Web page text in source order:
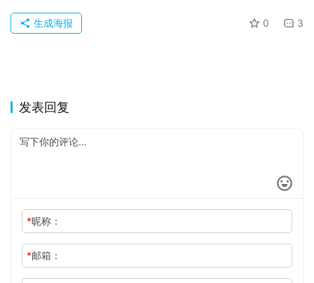
0 3
生成海报
发表回复
*昵称：
*邮箱：